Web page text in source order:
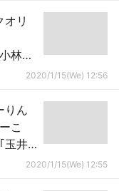
リ
林由
2020/1/15(We) 12:56
りん
こ
玉井
2020/1/15(We) 12:55